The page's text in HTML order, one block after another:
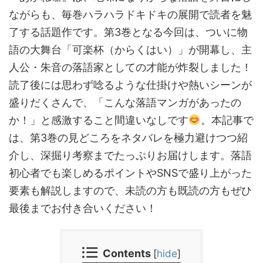
ながらも、毎巻ハラハラドキドキの展開で読者を魅
了する話題作です。第3巻となる今回は、ついに物
語の大舞台「可楽杯（からくはい）」が開幕し、主
人公・朱音の落語家としての才能が炸裂しました！
読了後には思わず唸るような仕掛けや熱いシーンが
盛りだくさんで、「こんな落語マンガがあったの
か！」と感激すること間違いなしです
。本記事で
は、第3巻の見どころをネタバレを極力避けつつ紹
介し、深掘り考察までたっぷりお届けします。落語
初心者でも楽しめるポイントやSNSで盛り上がった
要素も解説しますので、未読の方も既読の方もぜひ
最後までお付き合いください！
Contents [hide]